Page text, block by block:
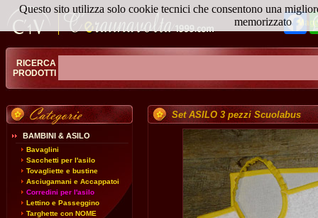
RICERCA
PRODOTTI
BAMBINI & ASILO
Bavaglini
Sacchetti per l'asilo
Tovagliette e bustine
Asciugamani e Accappatoi
Corredini per l'asilo
Lettino e Passeggino
Targhette con NOME
Set ASILO 3 pezzi Scuolabus
Questo sito utilizza solo cookie tecnici che consentono una
memorizzato